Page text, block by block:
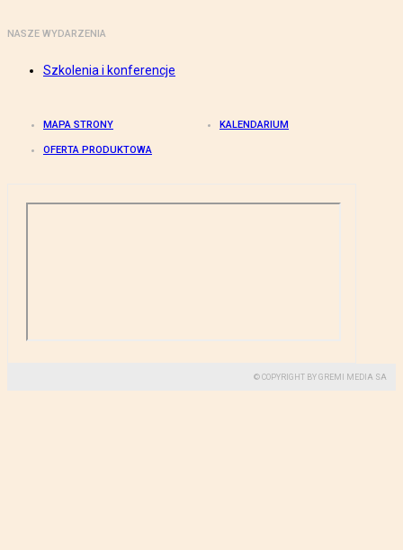
NASZE WYDARZENIA
Szkolenia i konferencje
MAPA STRONY KALENDARIUM
OFERTA PRODUKTOWA
© COPYRIGHT BY GREMI MEDIA SA